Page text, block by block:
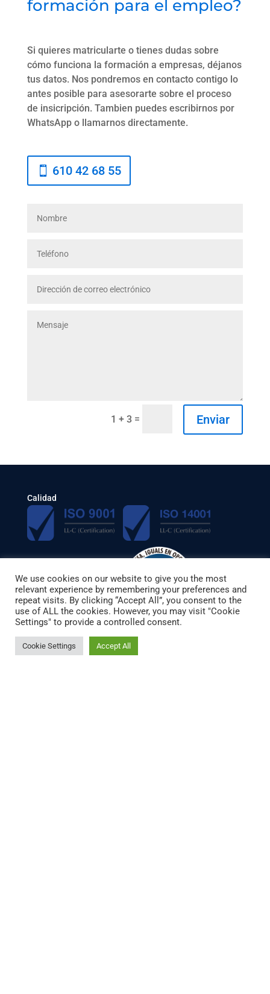
formación para el empleo?
Si quieres matricularte o tienes dudas sobre
cómo funciona la formación a empresas, déjanos
tus datos. Nos pondremos en contacto contigo lo
antes posible para asesorarte sobre el proceso
de insicripción. Tambien puedes escribirnos por
WhatsApp o llamarnos directamente.
610 42 68 55
1 + 3 = Enviar
Calidad
Síguenos
We use cookies on our website to give you the most
relevant experience by remembering your preferences and
repeat visits. By clicking “Accept All”, you consent to the
use of ALL the cookies. However, you may visit "Cookie
Settings" to provide a controlled consent.
Cookie Settings Accept All